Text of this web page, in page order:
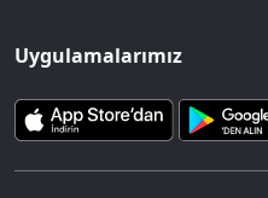
Uygulamalarımız